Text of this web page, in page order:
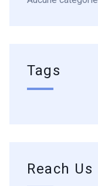
Tags
Reach Us